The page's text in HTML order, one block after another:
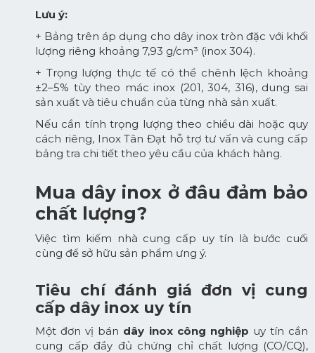
Lưu ý:
+ Bảng trên áp dụng cho dây inox tròn đặc với khối
lượng riêng khoảng 7,93 g/cm³ (inox 304).
+ Trọng lượng thực tế có thể chênh lệch khoảng
±2–5% tùy theo mác inox (201, 304, 316), dung sai
sản xuất và tiêu chuẩn của từng nhà sản xuất.
Nếu cần tính trọng lượng theo chiều dài hoặc quy
cách riêng, Inox Tân Đạt hỗ trợ tư vấn và cung cấp
bảng tra chi tiết theo yêu cầu của khách hàng.
Mua dây inox ở đâu đảm bảo
chất lượng?
Việc tìm kiếm nhà cung cấp uy tín là bước cuối
cùng để sở hữu sản phẩm ưng ý.
Tiêu chí đánh giá đơn vị cung
cấp dây inox uy tín
Một đơn vị bán dây inox công nghiệp uy tín cần
cung cấp đầy đủ chứng chỉ chất lượng (CO/CQ),